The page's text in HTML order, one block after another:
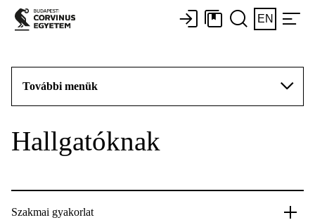
EN
További menük
Hallgatóknak
Szakmai gyakorlat